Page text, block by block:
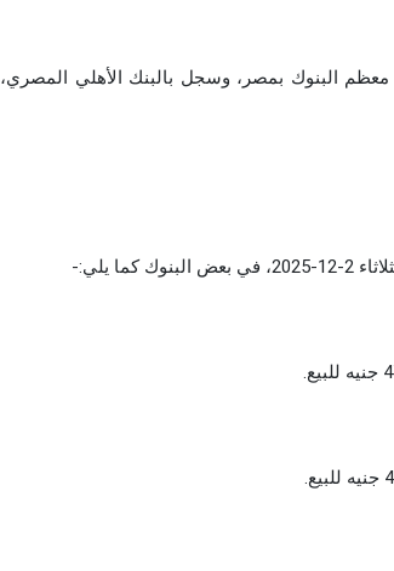
أمام الجنيه المصري، بداية تعاملات اليوم الثلاثاء 2-12-2025، في معظم البنوك بمصر، وسجل بالبنك الأهلي المصري،
يلي:-